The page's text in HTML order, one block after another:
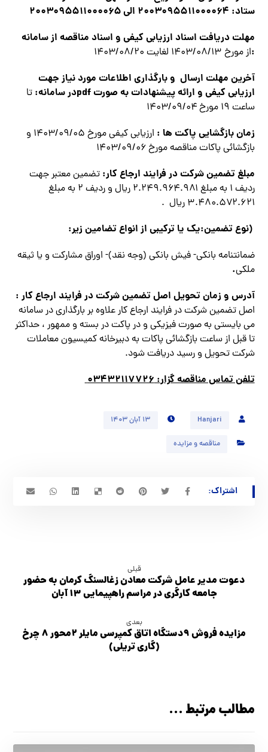
ستاد: ۲۰۰۳۰۹۵۵۱۱۰۰۰۰۶۴ الی۲۰۰۳۰۹۵۵۱۱۰۰۰۰۶۵
مهلت دریافت اسناد ارزيابي كيفي و اسناد مناقصه از سامانه
:از مورخ ۱۴۰۳/۰۸/۱۳ لغايت ۱۴۰۳/۰۸/۲۰
آخرين مهلت ارسال و بارگذاري اطلاعات مورد نياز جهت
ارزيابي كيفي و ارائه پیشنهادات به صورتpdfدر سامانه:تا
ساعت ۱۹ مورخ ۱۴۰۳/۰۹/۰۴
زمان بازگشایی پاکت ها :
ارزيابي كيفي مورخ ۱۴۰۳/۰۹/۰۵ و
بازگشائي پاكات مناقصه مورخ ۱۴۰۳/۰۹/۰۶
مبلغ تضمین شرکت در فرایند ارجاع کار: تضمین معتبر جهت
رديف ۱ به مبلغ ۲.۲۴۹.۹۶۴.۹۸۱ ریال و رديف ۲ به مبلغ
۳.۴۸۰.۵۷۲.۶۲۱ ريال .
(نوع تضمين:يك يا تركيبي از انواع تضامين زير:
ضمانتنامه بانکی- فیش بانکی (وجه نقد)- اوراق مشارکت و يا ثیقه
ملکی.
آدرس و زمان تحويل اصل تضمين شركت در فرايند ارجاع كار :
اصل تضمين شركت در فرايند ارجاع كار علاوه بر بارگذاري در سامانه
مي بايستي به صورت فيزيكي و در پاكت در بسته و ممهور ، حداكثر
تا قبل از ساعت بازگشائي پاكات به دبيرخانه كميسيون معاملات
شركت تحويل و رسيد دريافت شود.
تلفن تماس مناقصه گزار: ۰۳۴۳۲۱۱۷۷۲۶
Hanjari ۱۳ آبان ۱۴۰۳
مناقصه و مزایده
قبلی
دعوت مدیر عامل شرکت معادن زغالسنگ کرمان به حضور
جامعه کارگری در مراسم راهپیمایی ۱۳ آبان
بعدی
مزایده فروش ۹دستگاه اتاق کمپرسی مایلر ۲محور ۸ چرخ
(گاری تریلی)
مطالب مرتبط ...